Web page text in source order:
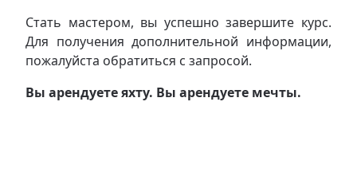
Стать мастером, вы успешно завершите курс.
Для получения дополнительной информации,
пожалуйста обратиться с запросой.
Вы арендуете яхту. Вы арендуете мечты.